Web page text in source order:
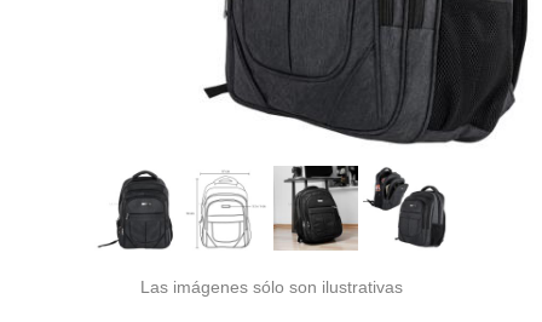
Las imágenes sólo son ilustrativas